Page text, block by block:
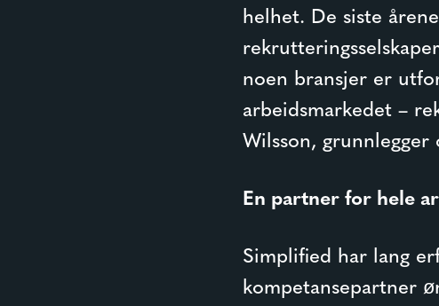
helhet. De siste
noen bransjer er
arbeidsmarkedet –
Wilsson,
En partner for hele
Simplified har lang
kompetansepartner